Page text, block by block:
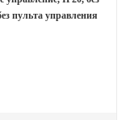
пульта управления